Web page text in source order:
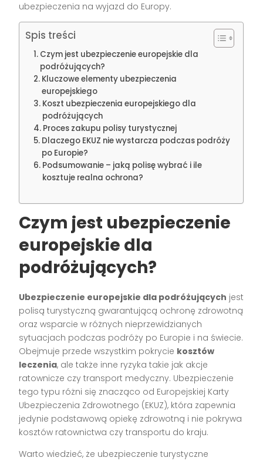
ubezpieczenia na wyjazd do Europy.
Spis treści
Czym jest ubezpieczenie europejskie dla
podróżujących?
Kluczowe elementy ubezpieczenia
europejskiego
Koszt ubezpieczenia europejskiego dla
podróżujących
Proces zakupu polisy turystycznej
Dlaczego EKUZ nie wystarcza podczas podróży
po Europie?
Podsumowanie – jaką polisę wybrać i ile
kosztuje realna ochrona?
Czym jest ubezpieczenie
europejskie dla
podróżujących?
Ubezpieczenie europejskie dla podróżujących jest
polisą turystyczną gwarantującą ochronę zdrowotną
oraz wsparcie w różnych nieprzewidzianych
sytuacjach podczas podróży po Europie i na świecie.
Obejmuje przede wszystkim pokrycie kosztów
leczenia, ale także inne ryzyka takie jak akcje
ratownicze czy transport medyczny. Ubezpieczenie
tego typu różni się znacząco od Europejskiej Karty
Ubezpieczenia Zdrowotnego (EKUZ), która zapewnia
jedynie podstawową opiekę zdrowotną i nie pokrywa
kosztów ratownictwa czy transportu do kraju.
Warto wiedzieć, że ubezpieczenie turystyczne